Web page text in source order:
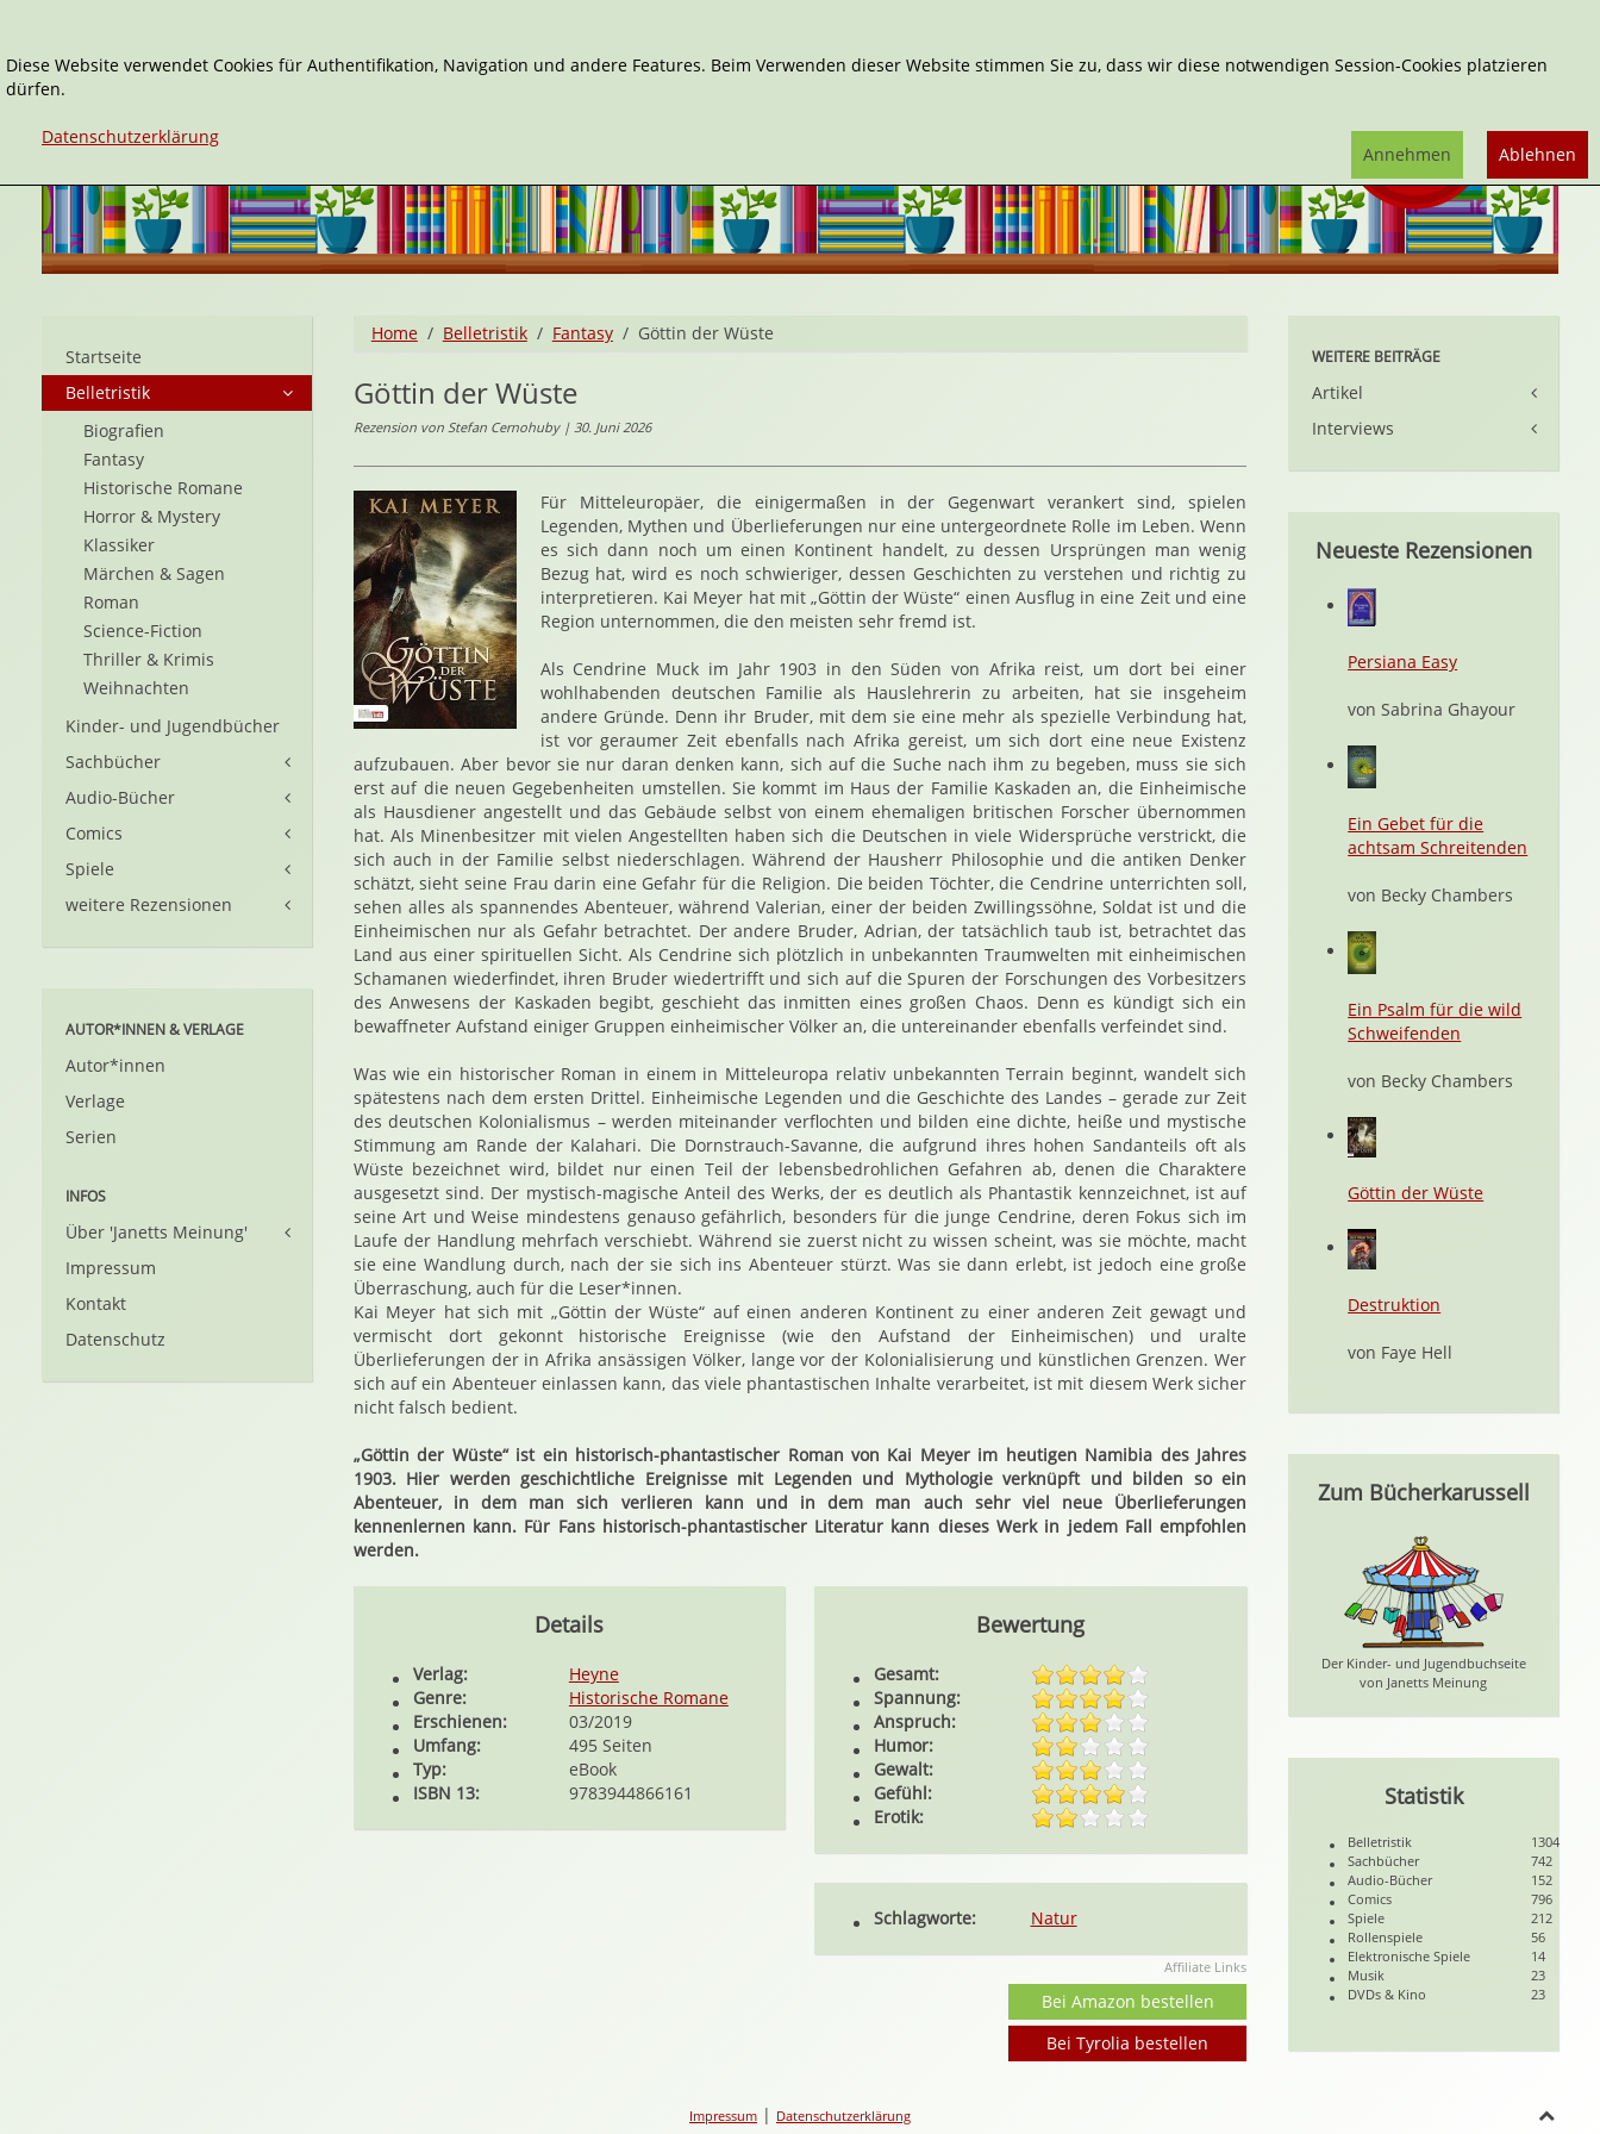
Home Belletristik Fantasy Göttin der Wüste
Göttin der Wüste
Rezension von Stefan Cernohuby | 30. Juni 2026
Für Mitteleuropäer, die einigermaßen in der Gegenwart verankert sind, spielen
Legenden, Mythen und Überlieferungen nur eine untergeordnete Rolle im Leben. Wenn
es sich dann noch um einen Kontinent handelt, zu dessen Ursprüngen man wenig
Bezug hat, wird es noch schwieriger, dessen Geschichten zu verstehen und richtig zu
interpretieren. Kai Meyer hat mit „Göttin der Wüste“ einen Ausflug in eine Zeit und eine
Region unternommen, die den meisten sehr fremd ist.
Als Cendrine Muck im Jahr 1903 in den Süden von Afrika reist, um dort bei einer
wohlhabenden deutschen Familie als Hauslehrerin zu arbeiten, hat sie insgeheim
andere Gründe. Denn ihr Bruder, mit dem sie eine mehr als spezielle Verbindung hat,
ist vor geraumer Zeit ebenfalls nach Afrika gereist, um sich dort eine neue Existenz
aufzubauen. Aber bevor sie nur daran denken kann, sich auf die Suche nach ihm zu begeben, muss sie sich
erst auf die neuen Gegebenheiten umstellen. Sie kommt im Haus der Familie Kaskaden an, die Einheimische
als Hausdiener angestellt und das Gebäude selbst von einem ehemaligen britischen Forscher übernommen
hat. Als Minenbesitzer mit vielen Angestellten haben sich die Deutschen in viele Widersprüche verstrickt, die
sich auch in der Familie selbst niederschlagen. Während der Hausherr Philosophie und die antiken Denker
schätzt, sieht seine Frau darin eine Gefahr für die Religion. Die beiden Töchter, die Cendrine unterrichten soll,
sehen alles als spannendes Abenteuer, während Valerian, einer der beiden Zwillingssöhne, Soldat ist und die
Einheimischen nur als Gefahr betrachtet. Der andere Bruder, Adrian, der tatsächlich taub ist, betrachtet das
Land aus einer spirituellen Sicht. Als Cendrine sich plötzlich in unbekannten Traumwelten mit einheimischen
Schamanen wiederfindet, ihren Bruder wiedertrifft und sich auf die Spuren der Forschungen des Vorbesitzers
des Anwesens der Kaskaden begibt, geschieht das inmitten eines großen Chaos. Denn es kündigt sich ein
bewaffneter Aufstand einiger Gruppen einheimischer Völker an, die untereinander ebenfalls verfeindet sind.
Was wie ein historischer Roman in einem in Mitteleuropa relativ unbekannten Terrain beginnt, wandelt sich
spätestens nach dem ersten Drittel. Einheimische Legenden und die Geschichte des Landes – gerade zur Zeit
des deutschen Kolonialismus – werden miteinander verflochten und bilden eine dichte, heiße und mystische
Stimmung am Rande der Kalahari. Die Dornstrauch-Savanne, die aufgrund ihres hohen Sandanteils oft als
Wüste bezeichnet wird, bildet nur einen Teil der lebensbedrohlichen Gefahren ab, denen die Charaktere
ausgesetzt sind. Der mystisch-magische Anteil des Werks, der es deutlich als Phantastik kennzeichnet, ist auf
seine Art und Weise mindestens genauso gefährlich, besonders für die junge Cendrine, deren Fokus sich im
Laufe der Handlung mehrfach verschiebt. Während sie zuerst nicht zu wissen scheint, was sie möchte, macht
sie eine Wandlung durch, nach der sie sich ins Abenteuer stürzt. Was sie dann erlebt, ist jedoch eine große
Überraschung, auch für die Leser*innen.
Kai Meyer hat sich mit „Göttin der Wüste“ auf einen anderen Kontinent zu einer anderen Zeit gewagt und
vermischt dort gekonnt historische Ereignisse (wie den Aufstand der Einheimischen) und uralte
Überlieferungen der in Afrika ansässigen Völker, lange vor der Kolonialisierung und künstlichen Grenzen. Wer
sich auf ein Abenteuer einlassen kann, das viele phantastischen Inhalte verarbeitet, ist mit diesem Werk sicher
nicht falsch bedient.
„Göttin der Wüste“ ist ein historisch-phantastischer Roman von Kai Meyer im heutigen Namibia des Jahres
1903. Hier werden geschichtliche Ereignisse mit Legenden und Mythologie verknüpft und bilden so ein
Abenteuer, in dem man sich verlieren kann und in dem man auch sehr viel neue Überlieferungen
kennenlernen kann. Für Fans historisch-phantastischer Literatur kann dieses Werk in jedem Fall empfohlen
werden.
Details
Verlag:
Heyne
Genre:
Historische Romane
Erschienen:
03/2019
Umfang:
495 Seiten
Typ:
eBook
ISBN 13:
9783944866161
Bewertung
Gesamt:
Spannung:
Anspruch:
Humor:
Gewalt:
Gefühl:
Erotik:
Schlagworte: Natur
Affiliate Links
Bei Amazon bestellen
Bei Tyrolia bestellen
Startseite
Belletristik
Biografien
Fantasy
Historische Romane
Horror & Mystery
Klassiker
Märchen & Sagen
Roman
Science-Fiction
Thriller & Krimis
Weihnachten
Kinder- und Jugendbücher
Sachbücher
Audio-Bücher
Comics
Spiele
weitere Rezensionen
AUTOR*INNEN & VERLAGE
Autor*innen
Verlage
Serien
INFOS
Über 'Janetts Meinung'
Impressum
Kontakt
Datenschutz
WEITERE BEITRÄGE
Artikel
Interviews
Neueste Rezensionen
Persiana Easy
von Sabrina Ghayour
Ein Gebet für die
achtsam Schreitenden
von Becky Chambers
Ein Psalm für die wild
Schweifenden
von Becky Chambers
Göttin der Wüste
Destruktion
von Faye Hell
Zum Bücherkarussell
Der Kinder- und Jugendbuchseite
von Janetts Meinung
Statistik
Belletristik
1304
Sachbücher
742
Audio-Bücher
152
Comics
796
Spiele
212
Rollenspiele
56
Elektronische Spiele
14
Musik
23
DVDs & Kino
23
Impressum | Datenschutzerklärung
Diese Website verwendet Cookies für Authentifikation, Navigation und andere Features. Beim Verwenden dieser Website stimmen Sie zu, dass wir diese notwendigen Session-Cookies platzieren
dürfen.
Datenschutzerklärung
Ablehnen
Annehmen